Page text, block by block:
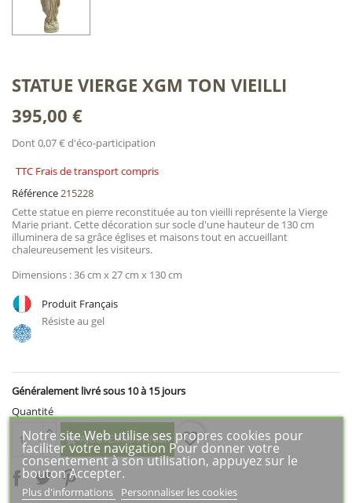
STATUE VIERGE XGM TON VIEILLI
395,00 €
Dont 0,07 € d'éco-participation
TTC Frais de transport compris
Référence215228
Cette statue en pierre reconstituée au ton vieilli représente la Vierge
Marie priant. Cette décoration sur socle d'une hauteur de 130 cm
illuminera de sa grâce églises et maisons tout en accueillant
chaleureusement les visiteurs.
Dimensions : 36 cm x 27 cm x 130 cm
Produit Français
Résiste au gel
Généralement livré sous 10 à 15 jours
Quantité
AJOUTER AU PANIER favorite_border
Notre site Web utilise ses propres cookies pour
faciliter votre navigation Pour donner votre
consentement à son utilisation, appuyez sur le
bouton Accepter.
Plus d'informations Personnaliser les cookies